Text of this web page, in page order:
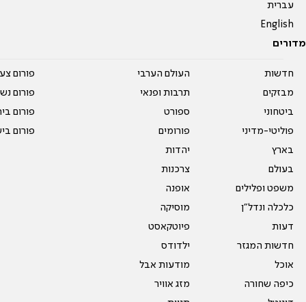
עברית
English
מדורים
חדשות
מבזקים
ביטחוני
פוליטי-מדיני
בארץ
בעולם
משפט ופלילים
כלכלה ונדל"ן
דעות
חדשות המגזר
אוכל
כיפה שחורה
העולם הערבי
תרבות ופנאי
ספורט
פורומים
יהדות
צרכנות
אופנה
מוסיקה
פיוטקאסט
ילדודס
מודעות אבל
מזג אוויר
פורום
פורום
פורום
פורום